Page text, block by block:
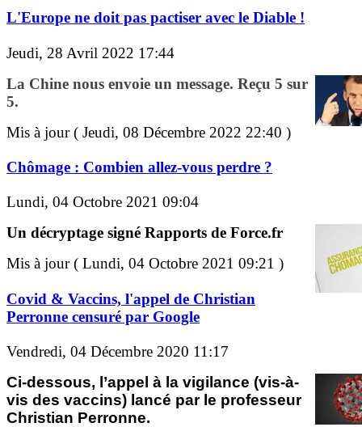
L'Europe ne doit pas pactiser avec le Diable !
Jeudi, 28 Avril 2022 17:44
La Chine nous envoie un message. Reçu 5 sur
5.
Mis à jour ( Jeudi, 08 Décembre 2022 22:40 )
Chômage : Combien allez-vous perdre ?
Lundi, 04 Octobre 2021 09:04
Un décryptage signé Rapports de Force.fr
Mis à jour ( Lundi, 04 Octobre 2021 09:21 )
Covid & Vaccins, l'appel de Christian
Perronne censuré par Google
Vendredi, 04 Décembre 2020 11:17
Ci-dessous, l’appel à la vigilance (vis-à-
vis des vaccins) lancé par le professeur
Christian Perronne.